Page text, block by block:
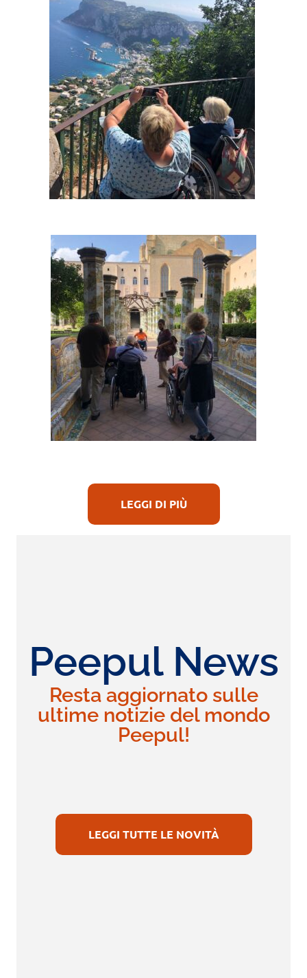
LEGGI DI PIÙ
Peepul News
Resta aggiornato sulle
ultime notizie del mondo
Peepul!
LEGGI TUTTE LE NOVITÀ